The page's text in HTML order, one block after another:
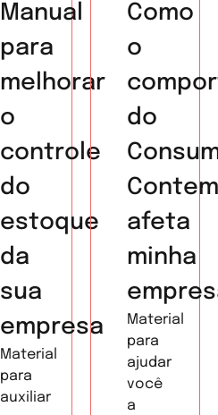
Manual
para
melhorar
o
controle
do
estoque
da
sua
empresa
Material
para
auxiliar
Como
o
do
afeta
minha
Material
para
ajudar
você
a